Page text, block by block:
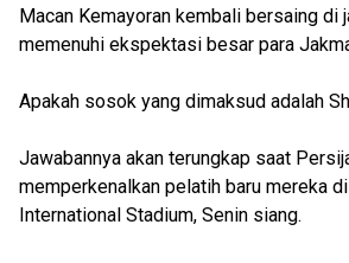
Macan Kemayoran kembali bersaing di
memenuhi ekspektasi besar para
Apakah sosok yang dimaksud adalah
Jawabannya akan terungkap saat
memperkenalkan pelatih baru mereka
International Stadium, Senin siang.